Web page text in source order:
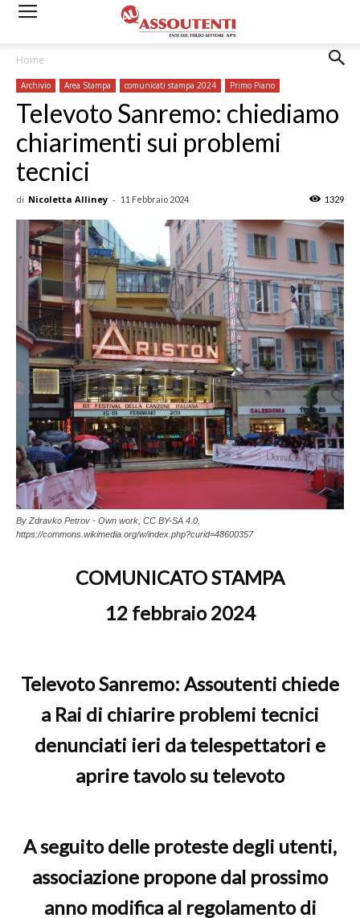
Home
Archivio Area Stampa comunicati stampa 2024 Primo Piano
Televoto Sanremo: chiediamo
chiarimenti sui problemi
tecnici
di Nicoletta Alliney - 11 Febbraio 2024 1329
By Zdravko Petrov - Own work, CC BY-SA 4.0,
https://commons.wikimedia.org/w/index.php?curid=48600357
COMUNICATO STAMPA
12 febbraio 2024
Televoto Sanremo: Assoutenti chiede
a Rai di chiarire problemi tecnici
denunciati ieri da telespettatori e
aprire tavolo su televoto
A seguito delle proteste degli utenti,
associazione propone dal prossimo
anno modifica al regolamento di